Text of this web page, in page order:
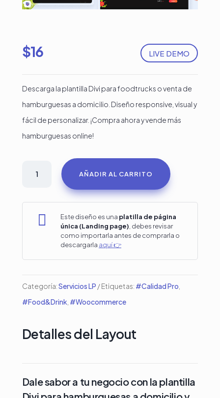
LIVE DEMO
$16
Descarga la plantilla Divi para foodtrucks o venta de
hamburguesas a domicilio. Diseño responsive, visual y
fácil de personalizar. ¡Compra ahora y vende más
hamburguesas online!
hamburguesas
y
cantidad
AÑADIR AL CARRITO
 Este diseño es una platilla de página
única (Landing page) , debes revisar
como importarla antes de comprarla o
descargarla aquí 👉
Categoría:Servicios LP Etiquetas: #Calidad Pro
#Food&Drink #Woocommerce
Detalles del Layout
Dale sabor a tu negocio con la plantilla